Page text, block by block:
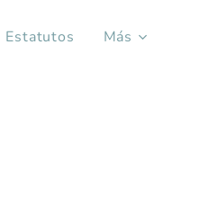
Estatutos Más